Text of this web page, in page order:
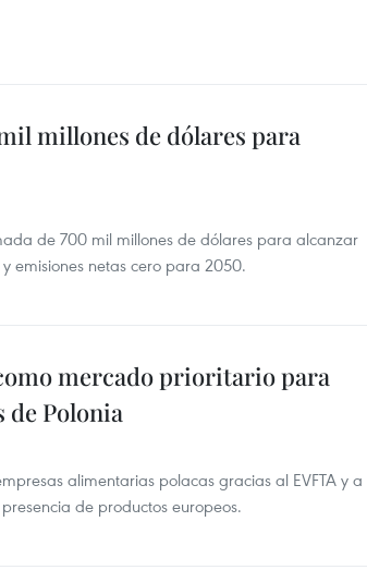
millones de dólares para
de 700 mil millones de dólares para alcanzar
emisiones netas cero para 2050.
mercado prioritario para
de Polonia
alimentarias polacas gracias al EVFTA y a
de productos europeos.